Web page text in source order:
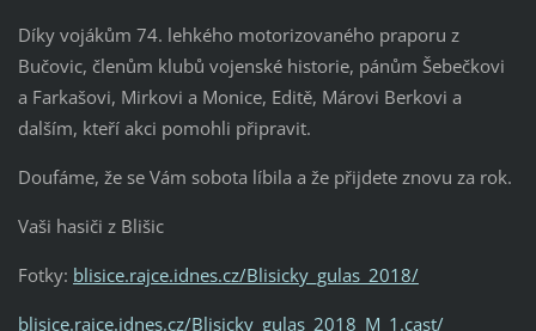
Díky vojákům 74. lehkého motorizovaného praporu z
Bučovic, členům klubů vojenské historie, pánům Šebečkovi
a Farkašovi, Mirkovi a Monice, Editě, Márovi Berkovi a
dalším, kteří akci pomohli připravit.
Doufáme, že se Vám sobota líbila a že přijdete znovu za rok.
Vaši hasiči z Blišic
Fotky: blisice.rajce.idnes.cz/Blisicky_gulas_2018/
blisice.rajce.idnes.cz/Blisicky_gulas_2018_M_1.cast/